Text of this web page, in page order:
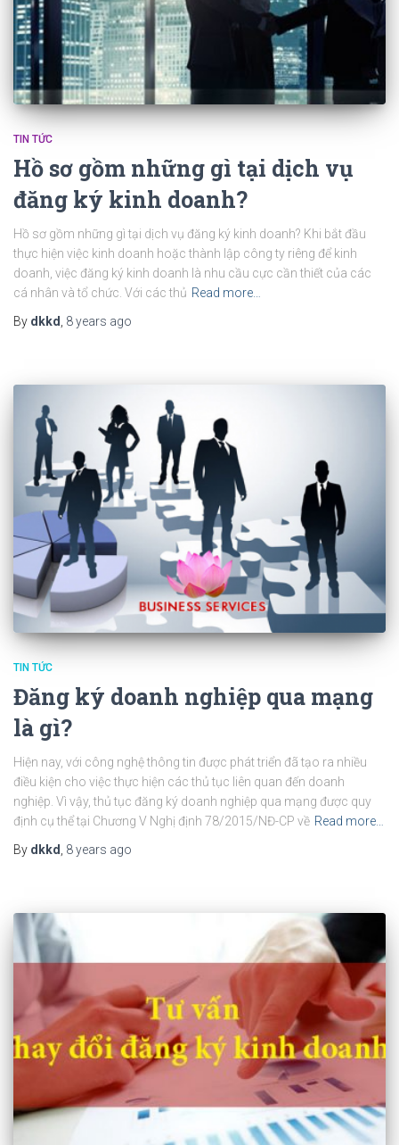
TIN TỨC
Hồ sơ gồm những gì tại dịch vụ
đăng ký kinh doanh?
Hồ sơ gồm những gì tại dịch vụ đăng ký kinh doanh? Khi bắt đầu
thực hiện việc kinh doanh hoặc thành lập công ty riêng để kinh
doanh, việc đăng ký kinh doanh là nhu cầu cực cần thiết của các
cá nhân và tổ chức. Với các thủ Read more…
By dkkd 8 years ago
TIN TỨC
Đăng ký doanh nghiệp qua mạng
là gì?
Hiện nay, với công nghệ thông tin được phát triển đã tạo ra nhiều
điều kiện cho việc thực hiện các thủ tục liên quan đến doanh
nghiệp. Vì vậy, thủ tục đăng ký doanh nghiệp qua mạng được quy
định cụ thể tại Chương V Nghị định 78/2015/NĐ-CP về Read more…
By dkkd, 8 years ago